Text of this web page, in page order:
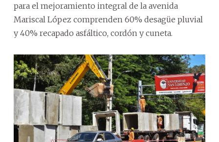
para el mejoramiento integral de la avenida
Mariscal López comprenden 60% desagüe pluvial
y 40% recapado asfáltico, cordón y cuneta.